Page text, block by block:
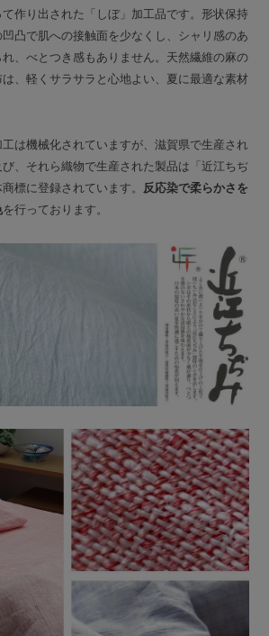
作り出された「しぼ」加工品です。形状保持
凸で肌への接触面を少なくし、シャリ感のあ
、べとつき感もありません。天然繊維の麻の
、軽くサラサラと心地よい、夏に最適な素材
は機械化されていますが、滋賀県で生産され
、それら織物で生産された製品は「近江ちぢ
標に登録されています。
反応染で柔らかさを
を行っております。